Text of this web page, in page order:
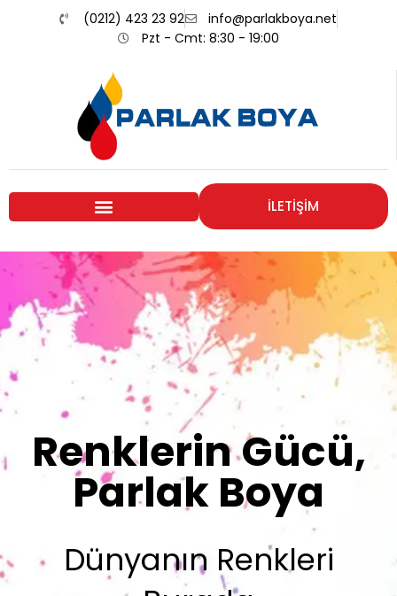
(0212) 423 23 92
info@parlakboya.net
Pzt - Cmt: 8:30 - 19:00
İLETİŞİM
Renklerimiz
Sizin İmzanız
Olsun